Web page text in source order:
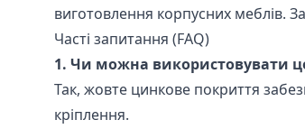
виготовлення корпусних меблів.
Часті запитання (FAQ)
1. Чи можна використовувати
Так, жовте цинкове покриття
кріплення.